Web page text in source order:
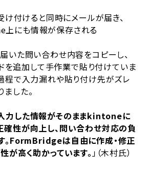
付けると同時にメールが届き、
にも情報が保存される
いた問い合わせ内容をコピーし、
追加して手作業で貼り付けていま
過程で入力漏れや貼り付け先がズレ
した。
力した情報がそのままkintoneに
確性が向上し、問い合わせ対応の負
。FormBridgeは自由に作成・修正
が高く助かっています。」（木村氏）